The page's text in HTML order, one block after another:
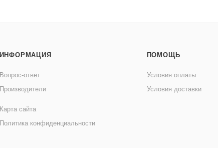
ИНФОРМАЦИЯ
Вопрос-ответ
Производители
Карта сайта
Политика конфиденциальности
ПОМОЩЬ
Условия оплаты
Условия доставки